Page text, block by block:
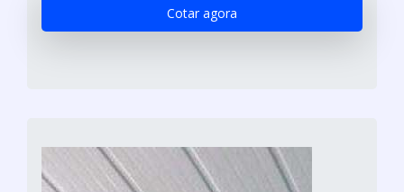
Cotar agora